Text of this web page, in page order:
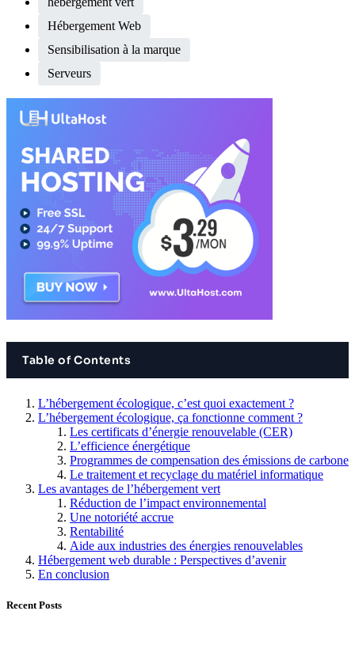
Hébergement Web
Sensibilisation à la marque
Serveurs
Table of Contents
L’hébergement écologique, c’est quoi exactement ?
L’hébergement écologique, ça fonctionne comment ?
Les certificats d’énergie renouvelable (CER)
L’efficience énergétique
Programmes de compensation des émissions de carbone
Le traitement et recyclage du matériel informatique
Les avantages de l’hébergement vert
Réduction de l’impact environnemental
Une notoriété accrue
Rentabilité
Aide aux industries des énergies renouvelables
Hébergement web durable : Perspectives d’avenir
En conclusion
Recent Posts